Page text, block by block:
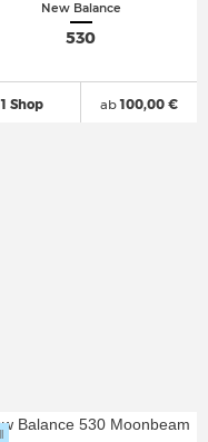
New Balance
530
1 Shop ab100,00 €